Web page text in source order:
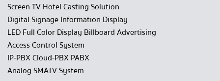
Screen TV Hotel Casting Solution
Digital Signage Information Display
LED Full Color Display Billboard Advertising
Access Control System
IP-PBX Cloud-PBX PABX
Analog SMATV System